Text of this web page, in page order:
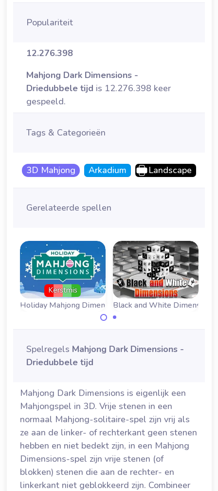
Populariteit
12.276.398
Mahjong Dark Dimensions -
Driedubbele tijd is 12.276.398 keer
gespeeld.
Tags & Categorieën
3D Mahjong Arkadium Landscape
Gerelateerde spellen
Mahjong Dimensions
Kerstmis
de Kerst.
Black and White Dimensions
dit zwart en witte
Mahjong spel in 3
Mahjong
Spelregels Mahjong Dark Dimensions -
Driedubbele tijd
Mahjong Dark Dimensions is eigenlijk een
Mahjongspel in 3D. Vrije stenen in een
normaal Mahjong-solitaire-spel zijn vrij als
ze aan de linker- of rechterkant geen stenen
hebben en niet bedekt zijn, in een Mahjong
Dimensions-spel zijn vrije stenen (of
blokken) stenen die aan de rechter- en
linkerkant niet geblokkeerd zijn. Combineer